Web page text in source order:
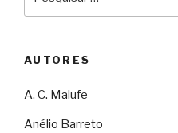
AUTORES
A. C. Malufe
Anélio Barreto